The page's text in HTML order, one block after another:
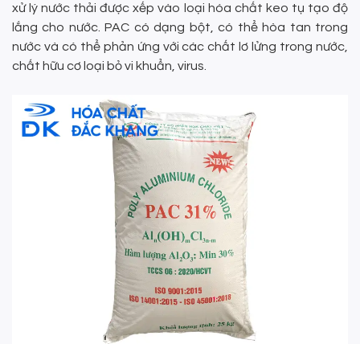
xử lý nước thải được xếp vào loại hóa chất keo tụ tạo độ
lắng cho nước. PAC có dạng bột, có thể hòa tan trong
nước và có thể phản ứng với các chất lơ lửng trong nước,
chất hữu cơ loại bỏ vi khuẩn, virus.